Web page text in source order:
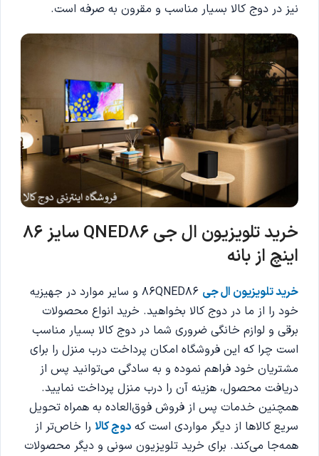
نیز در دوج کالا بسیار مناسب و مقرون به صرفه است.
خرید تلویزیون ال جی QNED86 سایز 86
اینچ از بانه
خرید تلویزیون ال جی
86QNED86 و سایر موارد در جهیزیه
خود را از ما در دوج کالا بخواهید. خرید انواع محصولات
برقی و لوازم خانگی ضروری شما در دوج کالا بسیار مناسب
است چرا که این فروشگاه امکان پرداخت درب منزل را برای
مشتریان خود فراهم نموده و به سادگی می‌توانید پس از
دریافت محصول، هزینه آن را درب منزل پرداخت نمایید.
همچنین خدمات پس از فروش فوق‌العاده به همراه تحویل
سریع کالاها از دیگر مواردی است که دوج کالا را خاص‌تر از
همه‌جا می‌کند. برای خرید تلویزیون سونی و دیگر محصولات